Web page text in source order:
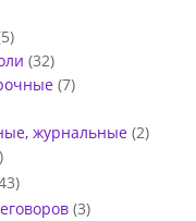
(32)
(7)
журнальные (2)
(3)